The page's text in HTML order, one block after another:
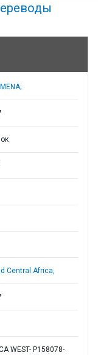
Central Africa,
WEST- P158078-